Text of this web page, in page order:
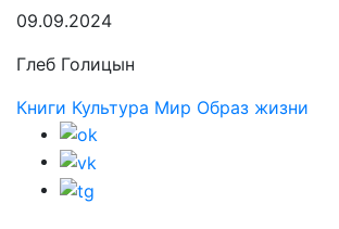
09.09.2024
Глеб Голицын
Книги Культура Мир Образ жизни